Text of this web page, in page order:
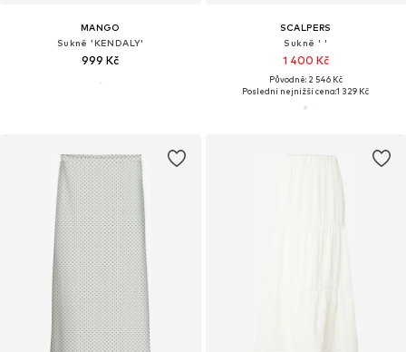
MANGO
Sukně 'KENDALY'
999 Kč
SCALPERS
Sukně ' '
1 400 Kč
Původně: 2 546 Kč
Poslední nejnižší cena:1 329 Kč